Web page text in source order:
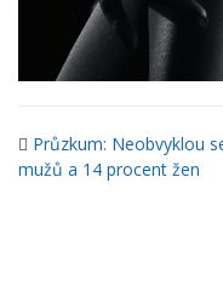
Průzkum: Neobvyklou
mužů a 14 procent žen